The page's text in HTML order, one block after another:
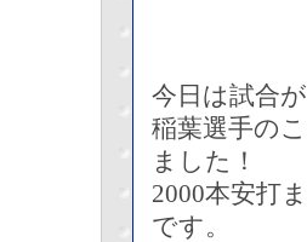
今日は試合
稲葉選手の
ました！
2000本安打
です。